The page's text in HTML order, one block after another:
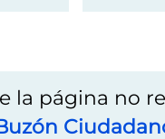
la página no